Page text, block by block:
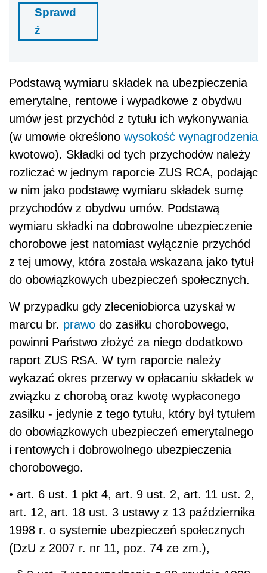
Sprawd
ź
Podstawą wymiaru składek na ubezpieczenia
emerytalne, rentowe i wypadkowe z obydwu
umów jest przychód z tytułu ich wykonywania
(w umowie określono wysokość wynagrodzenia
kwotowo). Składki od tych przychodów należy
rozliczać w jednym raporcie ZUS RCA, podając
w nim jako podstawę wymiaru składek sumę
przychodów z obydwu umów. Podstawą
wymiaru składki na dobrowolne ubezpieczenie
chorobowe jest natomiast wyłącznie przychód
z tej umowy, która została wskazana jako tytuł
do obowiązkowych ubezpieczeń społecznych.
W przypadku gdy zleceniobiorca uzyskał w
marcu br. prawo do zasiłku chorobowego,
powinni Państwo złożyć za niego dodatkowo
raport ZUS RSA. W tym raporcie należy
wykazać okres przerwy w opłacaniu składek w
związku z chorobą oraz kwotę wypłaconego
zasiłku - jedynie z tego tytułu, który był tytułem
do obowiązkowych ubezpieczeń emerytalnego
i rentowych i dobrowolnego ubezpieczenia
chorobowego.
• art. 6 ust. 1 pkt 4, art. 9 ust. 2, art. 11 ust. 2,
art. 12, art. 18 ust. 3 ustawy z 13 października
1998 r. o systemie ubezpieczeń społecznych
(DzU z 2007 r. nr 11, poz. 74 ze zm.),